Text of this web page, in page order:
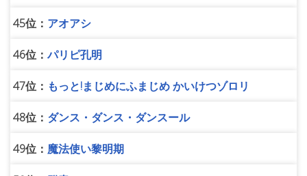
45位： アオアシ
46位：パリピ孔明
47位： もっと!まじめにふまじめ かいけつゾロリ
48位： ダンス・ダンス・ダンスール
49位： 魔法使い黎明期